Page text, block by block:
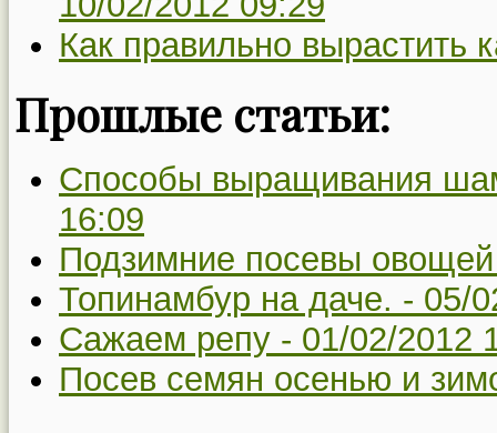
Как правильно вырастить
Прошлые статьи:
Способы выращивания
16:09
Подзимние посевы
Топинамбур на даче. - 05/
Сажаем репу - 01/02/2012
Посев семян осенью и